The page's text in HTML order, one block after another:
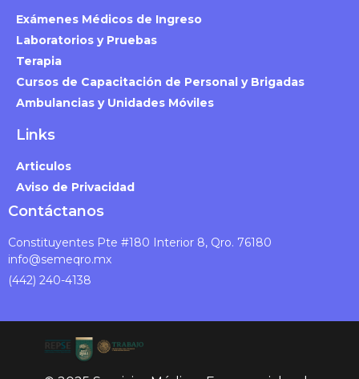
Exámenes Médicos de Ingreso
Laboratorios y Pruebas
Terapia
Cursos de Capacitación de Personal y Brigadas
Ambulancias y Unidades Móviles
Links
Articulos
Aviso de Privacidad
Contáctanos
Constituyentes Pte #180 Interior 8, Qro. 76180
info@semeqro.mx
(442) 240-4138